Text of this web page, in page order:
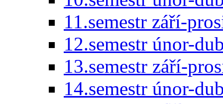
11.semestr září-
12.semestr únor-
13.semestr září-
14.semestr únor-